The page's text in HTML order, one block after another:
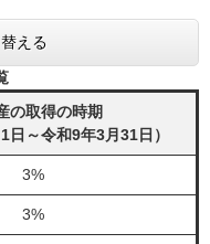
える
の取得の時期
日～令和9年3月31日）
3%
3%